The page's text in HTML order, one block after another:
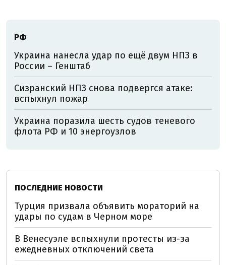
РФ
Украина нанесла удар по ещё двум НПЗ в
России – Генштаб
Сизранский НПЗ снова подвергся атаке:
вспыхнул пожар
Украина поразила шесть судов теневого
флота РФ и 10 энергоузлов
ПОСЛЕДНИЕ НОВОСТИ
Турция призвала объявить мораторий на
удары по судам в Черном море
В Венесуэле вспыхнули протесты из-за
ежедневных отключений света